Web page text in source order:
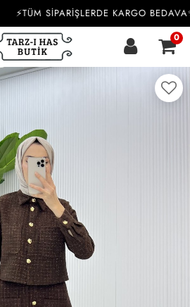
⚡TÜM SİPARİŞLERDE KARGO BEDAVA✨
0